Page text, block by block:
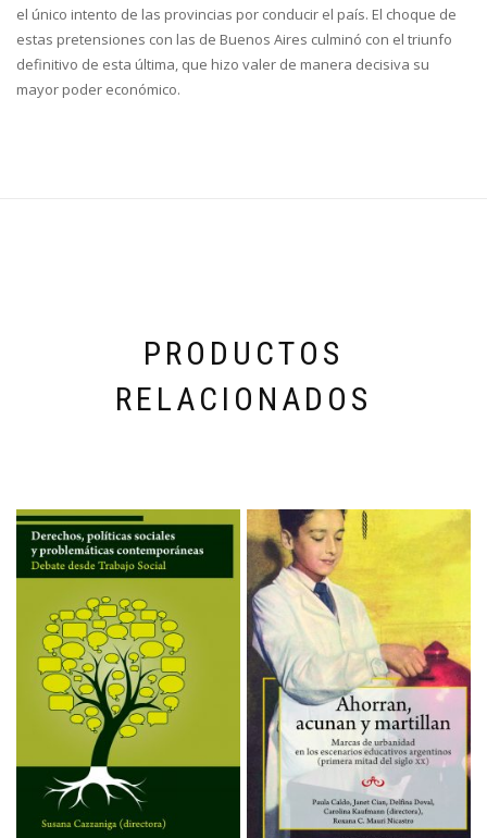
el único intento de las provincias por conducir el país. El choque de
estas pretensiones con las de Buenos Aires culminó con el triunfo
definitivo de esta última, que hizo valer de manera decisiva su
mayor poder económico.
PRODUCTOS
RELACIONADOS